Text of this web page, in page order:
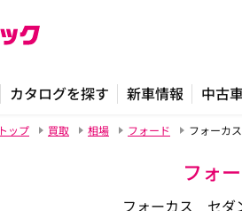
カタログを探す 新車情報 中古
トップ 買取 相場 フォード フォーカ
フォ
フォーカス セダ